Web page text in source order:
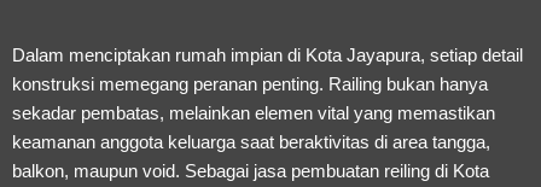
Dalam menciptakan rumah impian di Kota Jayapura, setiap detail
konstruksi memegang peranan penting. Railing bukan hanya
sekadar pembatas, melainkan elemen vital yang memastikan
keamanan anggota keluarga saat beraktivitas di area tangga,
balkon, maupun void. Sebagai jasa pembuatan reiling di Kota